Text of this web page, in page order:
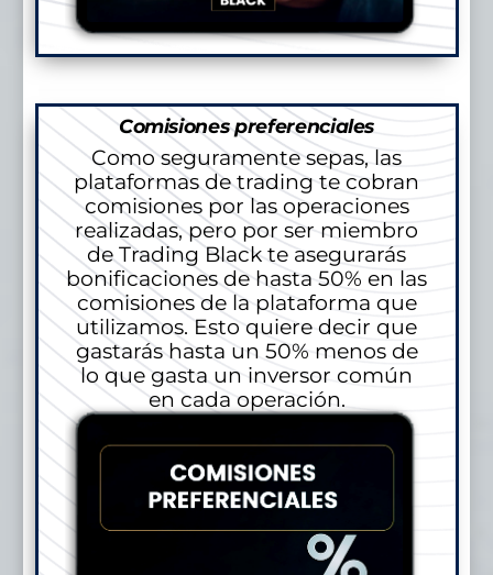
Comisiones preferenciales
Como seguramente sepas, las
plataformas de trading te cobran
comisiones por las operaciones
realizadas, pero por ser miembro
de Trading Black te asegurarás
bonificaciones de hasta 50% en las
comisiones de la plataforma que
utilizamos. Esto quiere decir que
gastarás hasta un 50% menos de
lo que gasta un inversor común
en cada operación.